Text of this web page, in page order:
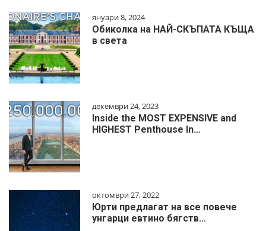
януари 8, 2024
Обиколка на НАЙ-СКЪПАТА КЪЩА
в света
декември 24, 2023
Inside the MOST EXPENSIVE and
HIGHEST Penthouse In…
октомври 27, 2022
Юрти предлагат на все повече
унгарци евтино бягств…